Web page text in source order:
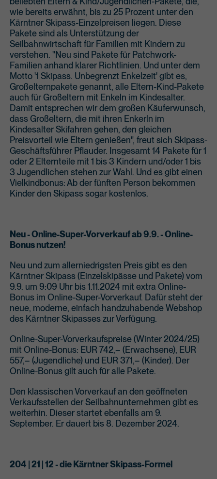
wie bereits erwähnt, bis zu 25 Prozent unter den
Kärntner Skipass-Einzelpreisen liegen. Diese
Pakete sind als Unterstützung der
Seilbahnwirtschaft für Familien mit Kindern zu
verstehen. "Neu sind Pakete für Patchwork-
Familien anhand klarer Richtlinien. Und unter dem
Motto '1 Skipass. Unbegrenzt Enkelzeit' gibt es,
Großelternpakete genannt, alle Eltern-Kind-Pakete
auch für Großeltern mit Enkeln im Kindesalter.
Damit entsprechen wir dem großen Käuferwunsch,
dass Großeltern, die mit ihren Enkerln im
Kindesalter Skifahren gehen, den gleichen
Preisvorteil wie Eltern genießen", freut sich Skipass-
Geschäftsführer Pflauder. Insgesamt 14 Pakete für 1
oder 2 Elternteile mit 1 bis 3 Kindern und/oder 1 bis
3 Jugendlichen stehen zur Wahl. Und es gibt einen
Vielkindbonus: Ab der fünften Person bekommen
Kinder den Skipass sogar kostenlos.
Neu - Online-Super-Vorverkauf ab 9.9. - Online-
Bonus nutzen!
Neu und zum allerniedrigsten Preis gibt es den
Kärntner Skipass (Einzelskipässe und Pakete) vom
9.9. um 9:09 Uhr bis 1.11.2024 mit extra Online-
Bonus im Online-Super-Vorverkauf. Dafür steht der
neue, moderne, einfach handzuhabende Webshop
des Kärntner Skipasses zur Verfügung.
Online-Super-Vorverkaufspreise (Winter 2024/25)
mit Online-Bonus: EUR 742,– (Erwachsene), EUR
557,– (Jugendliche) und EUR 371,– (Kinder). Der
Online-Bonus gilt auch für alle Pakete.
Den klassischen Vorverkauf an den geöffneten
Verkaufsstellen der Seilbahnunternehmen gibt es
weiterhin. Dieser startet ebenfalls am 9.
September. Er dauert bis 8. Dezember 2024.
204 | 21 | 12 - die Kärntner Skipass-Formel